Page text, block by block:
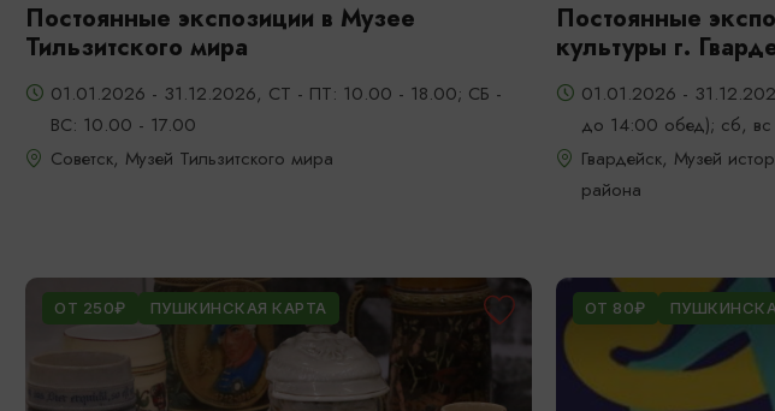
Постоянные экспозиции в Музее
Тильзитского мира
01.01.2026 - 31.12.2026, СТ - ПТ: 10.00 - 18.00; СБ -
ВС: 10.00 - 17.00
Советск, Музей Тильзитского мира
Постоянные
культуры г.
01.01.2026 -
до 14:00 обед); сб,
Гвардейск, Музей
района
ОТ 250₽ ПУШКИНСКАЯ КАРТА ОТ 80₽